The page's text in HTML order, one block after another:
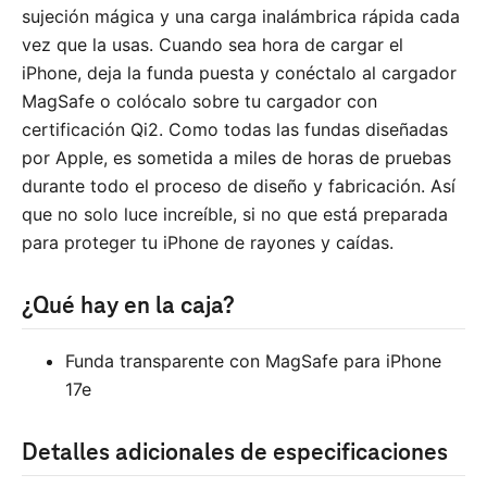
sujeción mágica y una carga inalámbrica rápida cada
vez que la usas. Cuando sea hora de cargar el
iPhone, deja la funda puesta y conéctalo al cargador
MagSafe o colócalo sobre tu cargador con
certificación Qi2. Como todas las fundas diseñadas
por Apple, es sometida a miles de horas de pruebas
durante todo el proceso de diseño y fabricación. Así
que no solo luce increíble, si no que está preparada
para proteger tu iPhone de rayones y caídas.
¿Qué hay en la caja?
Funda transparente con MagSafe para iPhone
17e
Detalles adicionales de especificaciones